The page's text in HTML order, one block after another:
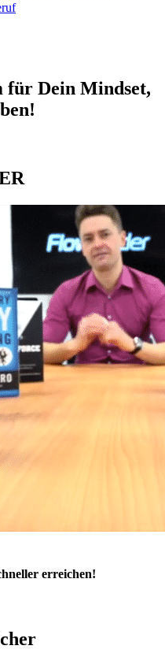
für Dein Mindset,
erreichen!